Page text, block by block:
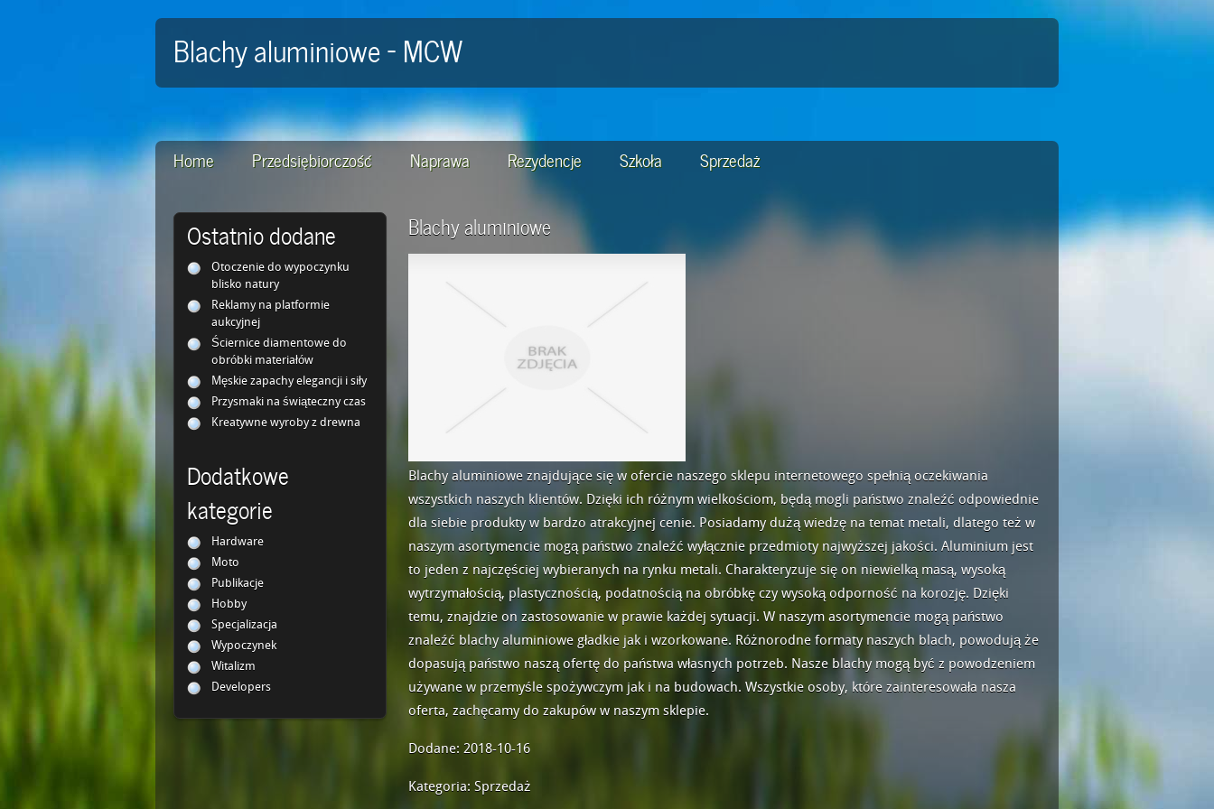
Blachy aluminiowe - MCW
Home Przedsiębiorczość Naprawa Rezydencje Szkoła Sprzedaż
Ostatnio dodane
Otoczenie do wypoczynku
blisko natury
Reklamy na platformie
aukcyjnej
Ściernice diamentowe do
obróbki materiałów
Męskie zapachy elegancji i siły
Przysmaki na świąteczny czas
Kreatywne wyroby z drewna
Dodatkowe
kategorie
Hardware
Moto
Publikacje
Hobby
Specjalizacja
Wypoczynek
Witalizm
Developers
Blachy aluminiowe
Blachy aluminiowe znajdujące się w ofercie naszego sklepu internetowego spełnią oczekiwania
wszystkich naszych klientów. Dzięki ich różnym wielkościom, będą mogli państwo znaleźć odpowiednie
dla siebie produkty w bardzo atrakcyjnej cenie. Posiadamy dużą wiedzę na temat metali, dlatego też w
naszym asortymencie mogą państwo znaleźć wyłącznie przedmioty najwyższej jakości. Aluminium jest
to jeden z najczęściej wybieranych na rynku metali. Charakteryzuje się on niewielką masą, wysoką
wytrzymałością, plastycznością, podatnością na obróbkę czy wysoką odporność na korozję. Dzięki
temu, znajdzie on zastosowanie w prawie każdej sytuacji. W naszym asortymencie mogą państwo
znaleźć blachy aluminiowe gładkie jak i wzorkowane. Różnorodne formaty naszych blach, powodują że
dopasują państwo naszą ofertę do państwa własnych potrzeb. Nasze blachy mogą być z powodzeniem
używane w przemyśle spożywczym jak i na budowach. Wszystkie osoby, które zainteresowała nasza
oferta, zachęcamy do zakupów w naszym sklepie.
Dodane: 2018-10-16
Kategoria: Sprzedaż